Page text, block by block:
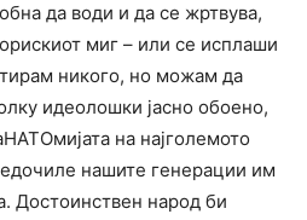
да води и да се жртвува,
миг – или се исплаши
никого, но можам да
идеолошки јасно обоено,
на најголемото
нашите генерации им
Достоинствен народ би